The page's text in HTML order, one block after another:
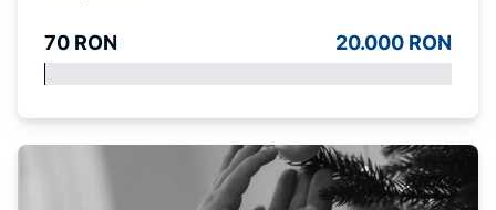
70 RON 20.000 RON